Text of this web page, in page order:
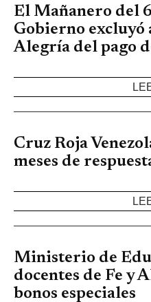
El Mañanero del
Gobierno excluyó
Alegría del pago
Cruz Roja
meses de
Ministerio de
docentes de Fe y
bonos especiales